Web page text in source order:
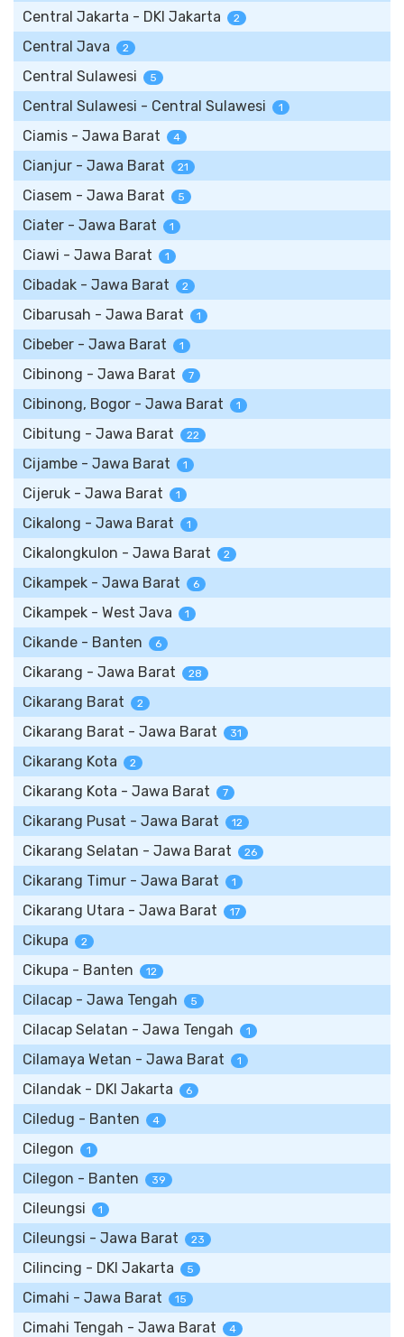
Central Jakarta - DKI Jakarta 2
Central Java 2
Central Sulawesi 5
Central Sulawesi - Central Sulawesi 1
Ciamis - Jawa Barat 4
Cianjur - Jawa Barat 21
Ciasem - Jawa Barat 5
Ciater - Jawa Barat 1
Ciawi - Jawa Barat 1
Cibadak - Jawa Barat 2
Cibarusah - Jawa Barat 1
Cibeber - Jawa Barat 1
Cibinong - Jawa Barat 7
Cibinong, Bogor - Jawa Barat 1
Cibitung - Jawa Barat 22
Cijambe - Jawa Barat 1
Cijeruk - Jawa Barat 1
Cikalong - Jawa Barat 1
Cikalongkulon - Jawa Barat 2
Cikampek - Jawa Barat 6
Cikampek - West Java 1
Cikande - Banten 6
Cikarang - Jawa Barat 28
Cikarang Barat 2
Cikarang Barat - Jawa Barat 31
Cikarang Kota 2
Cikarang Kota - Jawa Barat 7
Cikarang Pusat - Jawa Barat 12
Cikarang Selatan - Jawa Barat 26
Cikarang Timur - Jawa Barat 1
Cikarang Utara - Jawa Barat 17
Cikupa 2
Cikupa - Banten 12
Cilacap - Jawa Tengah 5
Cilacap Selatan - Jawa Tengah 1
Cilamaya Wetan - Jawa Barat 1
Cilandak - DKI Jakarta 6
Ciledug - Banten 4
Cilegon 1
Cilegon - Banten 39
Cileungsi 1
Cileungsi - Jawa Barat 23
Cilincing - DKI Jakarta 5
Cimahi - Jawa Barat 15
Cimahi Tengah - Jawa Barat 4